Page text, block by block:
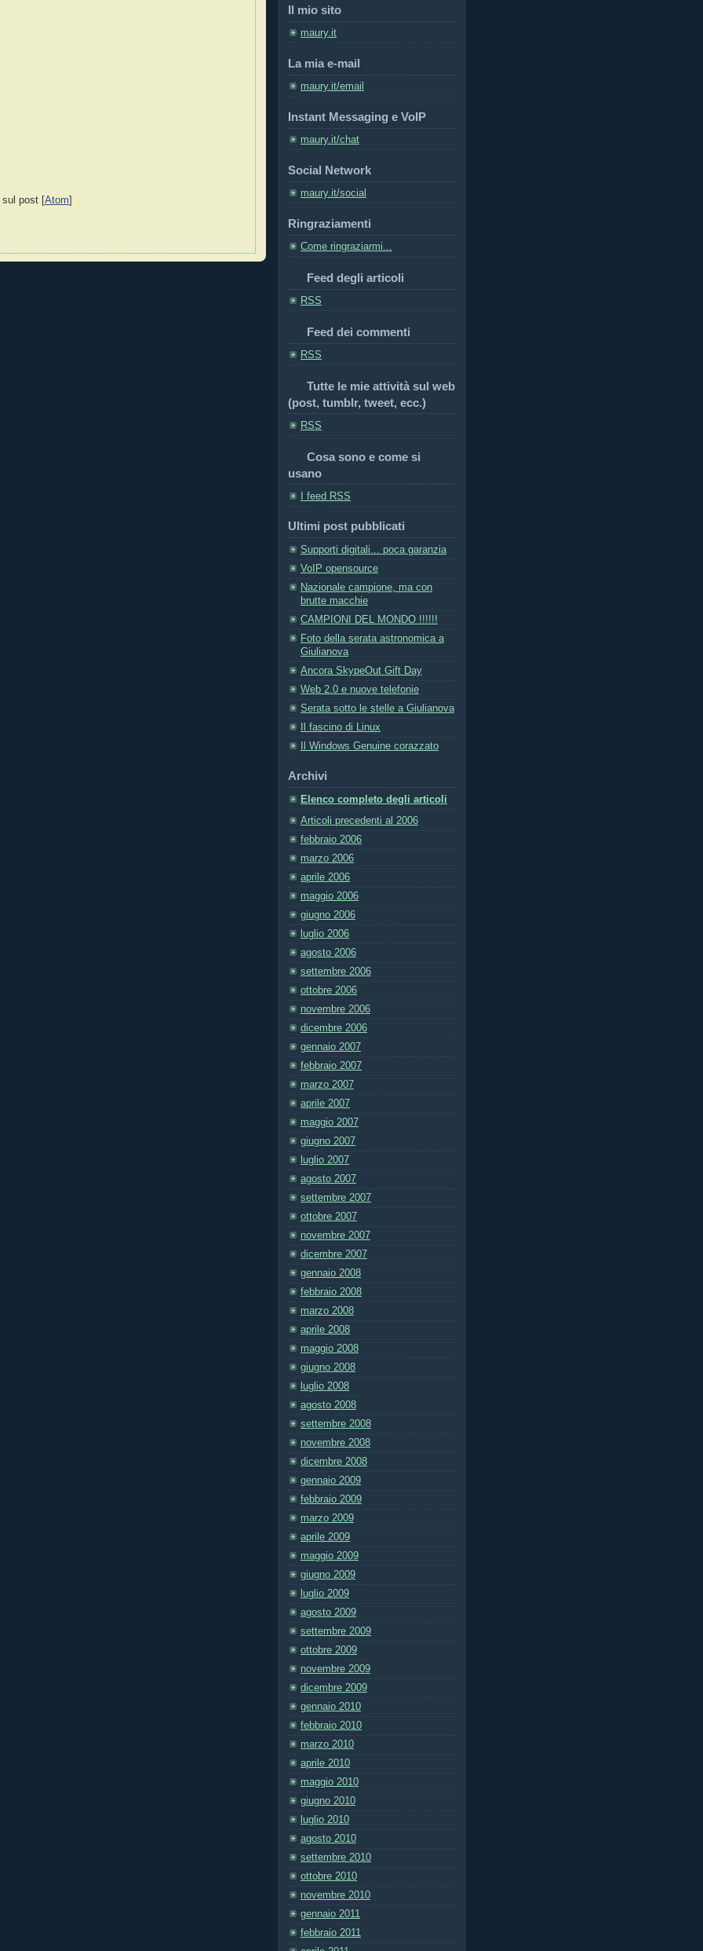
sul post [Atom]
Il mio sito
maury.it
La mia e-mail
maury.it/email
Instant Messaging e VoIP
maury.it/chat
Social Network
maury.it/social
Ringraziamenti
Come ringraziarmi...
Feed degli articoli
RSS
Feed dei commenti
RSS
Tutte le mie attività sul web
(post, tumblr, tweet, ecc.)
RSS
Cosa sono e come si
usano
I feed RSS
Ultimi post pubblicati
Supporti digitali... poca garanzia
VoIP opensource
Nazionale campione, ma con
brutte macchie
CAMPIONI DEL MONDO !!!!!!
Foto della serata astronomica a
Giulianova
Ancora SkypeOut Gift Day
Web 2.0 e nuove telefonie
Serata sotto le stelle a Giulianova
Il fascino di Linux
Il Windows Genuine corazzato
Archivi
Elenco completo degli articoli
Articoli precedenti al 2006
febbraio 2006
marzo 2006
aprile 2006
maggio 2006
giugno 2006
luglio 2006
agosto 2006
settembre 2006
ottobre 2006
novembre 2006
dicembre 2006
gennaio 2007
febbraio 2007
marzo 2007
aprile 2007
maggio 2007
giugno 2007
luglio 2007
agosto 2007
settembre 2007
ottobre 2007
novembre 2007
dicembre 2007
gennaio 2008
febbraio 2008
marzo 2008
aprile 2008
maggio 2008
giugno 2008
luglio 2008
agosto 2008
settembre 2008
novembre 2008
dicembre 2008
gennaio 2009
febbraio 2009
marzo 2009
aprile 2009
maggio 2009
giugno 2009
luglio 2009
agosto 2009
settembre 2009
ottobre 2009
novembre 2009
dicembre 2009
gennaio 2010
febbraio 2010
marzo 2010
aprile 2010
maggio 2010
giugno 2010
luglio 2010
agosto 2010
settembre 2010
ottobre 2010
novembre 2010
gennaio 2011
febbraio 2011